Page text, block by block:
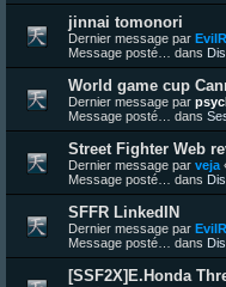
jinnai tomonori
Dernier message par
Message posté… dans
World game cup
Dernier message par
Message posté… dans
Street Fighter Web
Dernier message par veja
Message posté… dans
SFFR LinkedIN
Dernier message par
Message posté… dans
[SSF2X]E.Honda